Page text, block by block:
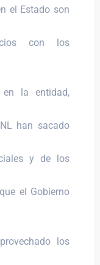
el Estado son
con los
en la entidad,
han sacado
y de los
el Gobierno
los